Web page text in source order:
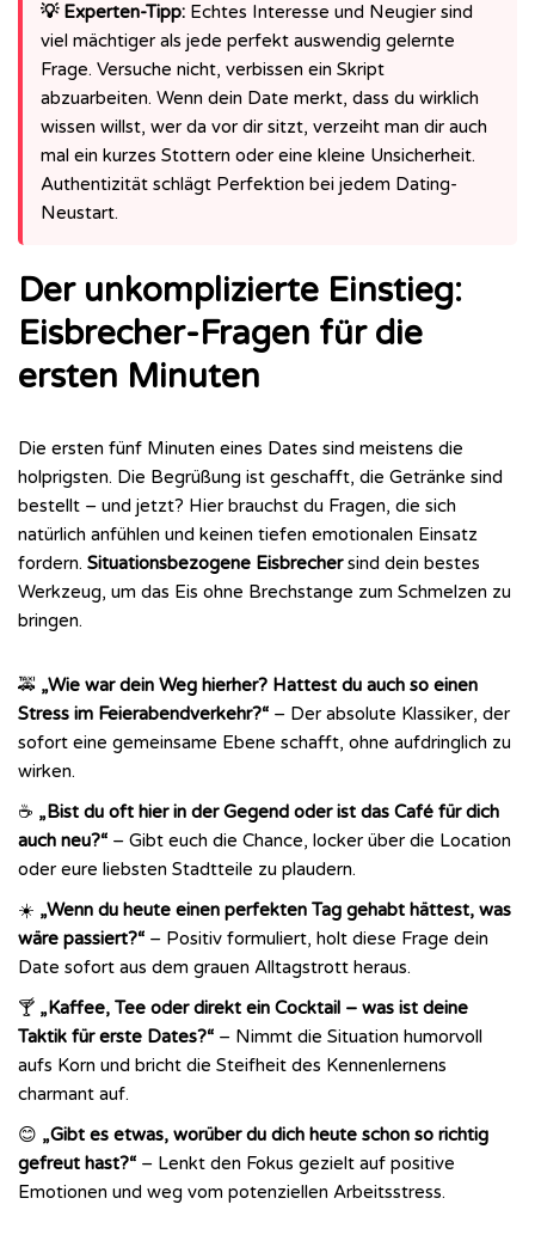
💡 Experten-Tipp: Echtes Interesse und Neugier sind
viel mächtiger als jede perfekt auswendig gelernte
Frage. Versuche nicht, verbissen ein Skript
abzuarbeiten. Wenn dein Date merkt, dass du wirklich
wissen willst, wer da vor dir sitzt, verzeiht man dir auch
mal ein kurzes Stottern oder eine kleine Unsicherheit.
Authentizität schlägt Perfektion bei jedem Dating-
Neustart.
Der unkomplizierte Einstieg:
Eisbrecher-Fragen für die
ersten Minuten
Die ersten fünf Minuten eines Dates sind meistens die
holprigsten. Die Begrüßung ist geschafft, die Getränke sind
bestellt – und jetzt? Hier brauchst du Fragen, die sich
natürlich anfühlen und keinen tiefen emotionalen Einsatz
fordern. Situationsbezogene Eisbrechersind dein bestes
Werkzeug, um das Eis ohne Brechstange zum Schmelzen zu
bringen.
🚕 „Wie war dein Weg hierher? Hattest du auch so einen
Stress im Feierabendverkehr?“ – Der absolute Klassiker, der
sofort eine gemeinsame Ebene schafft, ohne aufdringlich zu
wirken.
☕ „Bist du oft hier in der Gegend oder ist das Café für dich
auch neu?“ – Gibt euch die Chance, locker über die Location
oder eure liebsten Stadtteile zu plaudern.
☀️ „Wenn du heute einen perfekten Tag gehabt hättest, was
wäre passiert?“ – Positiv formuliert, holt diese Frage dein
Date sofort aus dem grauen Alltagstrott heraus.
🍸 „Kaffee, Tee oder direkt ein Cocktail – was ist deine
Taktik für erste Dates?“ – Nimmt die Situation humorvoll
aufs Korn und bricht die Steifheit des Kennenlernens
charmant auf.
😊 „Gibt es etwas, worüber du dich heute schon so richtig
gefreut hast?“ – Lenkt den Fokus gezielt auf positive
Emotionen und weg vom potenziellen Arbeitsstress.